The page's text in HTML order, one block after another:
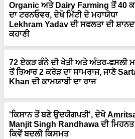
Organic ਅਤੇ Dairy Farming ਤੋਂ 40
ਦਾ ਟਰਨਓਵਰ, ਦੇਖੋ ਮਿੱਟੀ ਦੇ ਮਹਾਯੋਧਾ
Lekhram Yadav ਦੀ ਸਫਲਤਾ ਦੀ
ਕਹਾਣੀ
72 ਏਕੜ ਗੰਨੇ ਦੀ ਖੇਤੀ ਅਤੇ ਅੰਤਰ-ਫਸਲੀ
ਤੋਂ ਤਿਆਰ 2 ਕਰੋੜ ਦਾ ਸਾਮਰਾਜ, ਜਾਣੋ
Khan ਦੀ ਕਾਮਯਾਬੀ ਦਾ ਰਾਜ
'ਕਿਸਾਨ ਤੋਂ ਬਣੇ ਉਦਯੋਗਪਤੀ', ਦੇਖੋ
Manjit Singh Randhawa ਦੀ
ਕਿਵੇਂ ਬਦਲੀ ਕਿਸਮਤ